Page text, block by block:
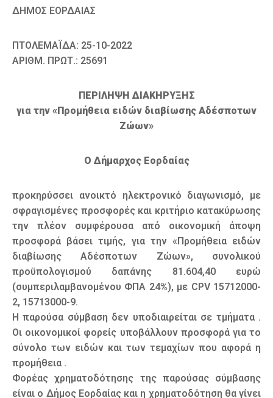
ΔΗΜΟΣ ΕΟΡΔΑΙΑΣ
ΠΤΟΛΕΜΑΪΔΑ: 25-10-2022
ΑΡΙΘΜ. ΠΡΩΤ.: 25691
ΠΕΡΙΛΗΨΗ ΔΙΑΚΗΡΥΞΗΣ
για την «Προμήθεια ειδών διαβίωσης Αδέσποτων
Ζώων»
Ο Δήμαρχος Εορδαίας
προκηρύσσει ανοικτό ηλεκτρονικό διαγωνισμό, με
σφραγισμένες προσφορές και κριτήριο κατακύρωσης
την πλέον συμφέρουσα από οικονομική άποψη
προσφορά βάσει τιμής, για την «Προμήθεια ειδών
διαβίωσης Αδέσποτων Ζώων», συνολικού
προϋπολογισμού δαπάνης 81.604,40 ευρώ
(συμπεριλαμβανομένου ΦΠΑ 24%), με CPV 15712000-
2, 15713000-9.
Η παρούσα σύμβαση δεν υποδιαιρείται σε τμήματα .
Οι οικονομικοί φορείς υποβάλλουν προσφορά για το
σύνολο των ειδών και των τεμαχίων που αφορά η
προμήθεια .
Φορέας χρηματοδότησης της παρούσας σύμβασης
είναι ο Δήμος Εορδαίας και η χρηματοδότηση θα γίνει